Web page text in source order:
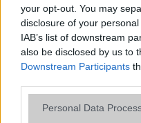
your opt-out. You may
disclosure of your
IAB’s list of downstream
also be disclosed by us to
Downstream Participants
Please note that this
Personal Data
Az Android
funkció,
meg a
2026.06.14|
Sok felhasználó külön
Android már évek óta
amelyek maguktól